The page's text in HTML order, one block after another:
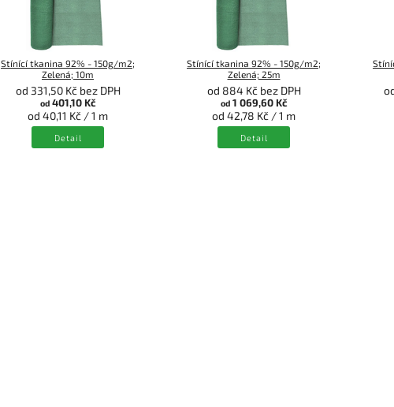
Stínící tkanina 92% - 150g/m2;
Zelená; 10m
od 331,50 Kč bez DPH
od401,10 Kč
od 40,11 Kč / 1 m
Detail
Stínící tkanina 92% - 150g/m2;
Zelená; 25m
od 884 Kč bez DPH
od1 069,60 Kč
od 42,78 Kč / 1 m
Detail